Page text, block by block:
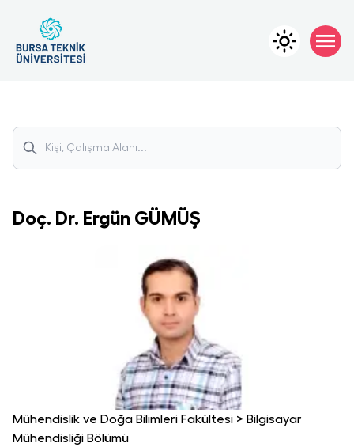
Doç. Dr. Ergün GÜMÜŞ
Mühendislik ve Doğa Bilimleri Fakültesi > Bilgisayar
Mühendisliği Bölümü